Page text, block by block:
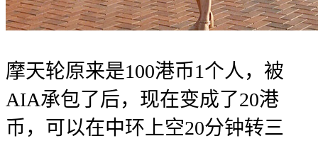
摩天轮原来是100港币1个人，被
AIA承包了后，现在变成了20港
币，可以在中环上空20分钟转三